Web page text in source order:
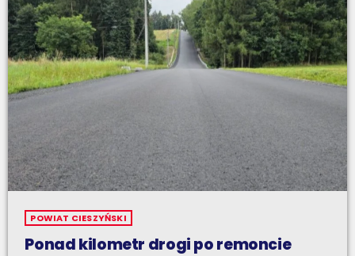
POWIAT CIESZYŃSKI
Ponad kilometr drogi po remoncie